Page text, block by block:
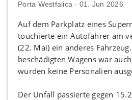
Porta Westfalica - 01. Jun 2026
Auf dem Parkplatz eines
touchierte ein Autofahrer am
(22. Mai) ein anderes
beschädigten Wagens war
wurden keine Personalien
Der Unfall passierte gegen